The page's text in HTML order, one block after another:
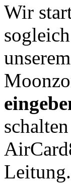
Wir
Leitung.